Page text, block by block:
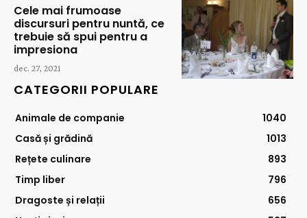
Cele mai frumoase
discursuri pentru nuntă, ce
trebuie să spui pentru a
impresiona
dec. 27, 2021
CATEGORII POPULARE
Animale de companie
1040
Casă și grădină
1013
Rețete culinare
893
Timp liber
796
Dragoste și relații
656